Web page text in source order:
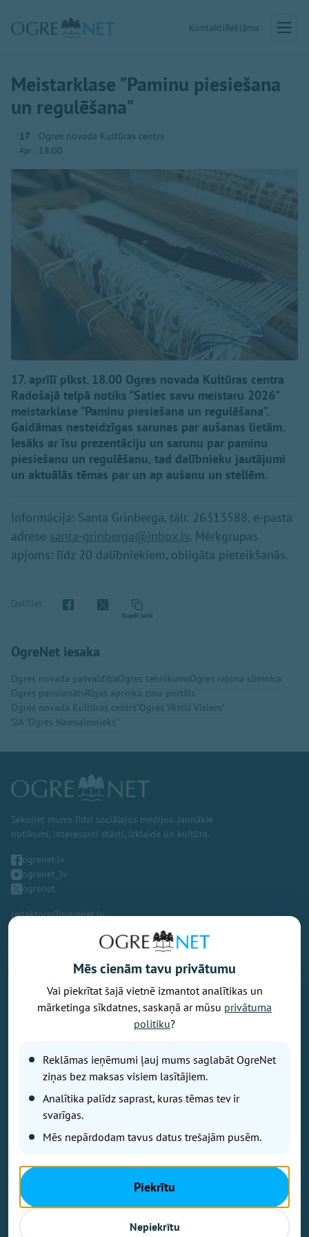
KontaktiReklāma
Meistarklase "Paminu piesiešana
un regulēšana"
17
Apr
Ogres novada Kultūras centrs
18:00
17. aprīlī plkst. 18.00 Ogres novada Kultūras centra
Radošajā telpā notiks "Satiec savu meistaru 2026"
meistarklase "Paminu piesiešana un regulēšana".
Gaidāmas nesteidzīgas sarunas par aušanas lietām.
Iesāks ar īsu prezentāciju un sarunu par paminu
piesiešanu un regulēšanu, tad dalībnieku jautājumi
un aktuālās tēmas par un ap aušanu un stellēm.
Informācija: Santa Grinberga, tālr. 26313588, e-pasta
adrese santa-grinberga@inbox.lv. Mērķgrupas
apjoms: līdz 20 dalībniekiem, obligāta pieteikšanās.
Dalīties
Kopēt saiti
OgreNet iesaka
Ogres novada pašvaldībaOgres tehnikumsOgres rajona slimnīca
Ogres pansionātsRīgas apriņķa ziņu portāls
Ogres novada Kultūras centrs"Ogres Vēstis Visiem"
SIA "Ogres Namsaimnieks"
Sekojiet mums līdzi sociālajos medijos. Jaunākie
notikumi, interesanti stāsti, izklaide un kultūra.
ogrenet.lv
ogrenet_lv
ogrenet
redaktors@ogrenet.lv
Vēlaties izteikt savu viedokli par portālu? Pamanījāt kļūdu? Ir
problēma, ko vēlaties apspriest publiski? Vēlaties iesūtīt rakstu par
Jums aktuālu tēmu? Varbūt Jums vajadzīgs padoms? Rakstiet uz
Izdevējs: SIA "Ogres Balss".
Juridiskā adrese: Lāčplēša iela 24
Ētikas kodeks
Autortiesības
Kontakti
Reklāma
Mēs cienām tavu privātumu
Vai piekrītat šajā vietnē izmantot analītikas un
mārketinga sīkdatnes, saskaņā ar mūsu privātuma
politiku?
Reklāmas ieņēmumi ļauj mums saglabāt OgreNet
ziņas bez maksas visiem lasītājiem.
Analītika palīdz saprast, kuras tēmas tev ir
svarīgas.
Mēs nepārdodam tavus datus trešajām pusēm.
Piekrītu
Nepiekrītu